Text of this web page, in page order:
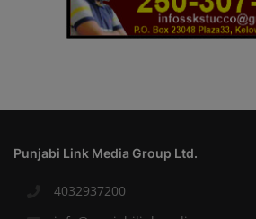
Punjabi Link Media Group Ltd.
4032937200